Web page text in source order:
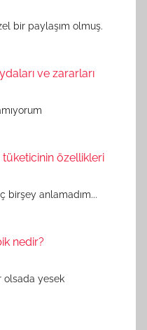
bir paylaşım olmuş.
ve zararları
tüketicinin özellikleri
birşey anlamadım...
nedir?
olsada yesek